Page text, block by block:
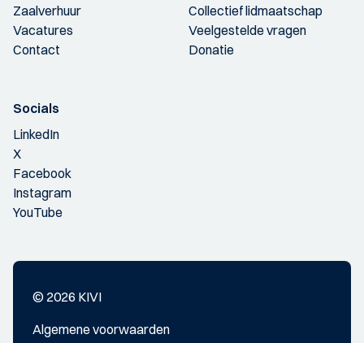
Zaalverhuur
Vacatures
Contact
Collectief lidmaatschap
Veelgestelde vragen
Donatie
Socials
LinkedIn
X
Facebook
Instagram
YouTube
© 2026 KIVI
Algemene voorwaarden